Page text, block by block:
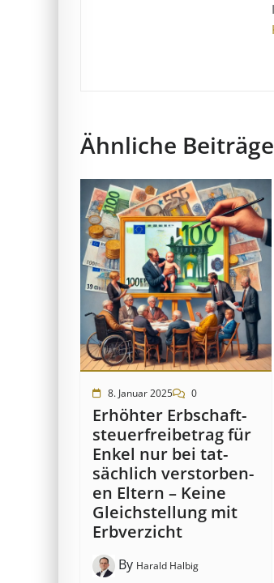
Ähnliche
8. Januar 2025 0
Erhöhter Erb­schaft­
steuer­frei­be­trag für
Enkel nur bei tat­
säch­lich ver­storb­en­
en Eltern – Keine
Gleich­stell­ung mit
Erb­verzicht
By Harald Halbig